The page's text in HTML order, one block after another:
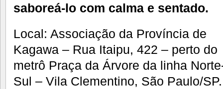
saboreá-lo com calma e sentado.
Local: Associação da Província de
Kagawa – Rua Itaipu, 422 – perto do
metrô Praça da Árvore da linha
Sul – Vila Clementino, São Paulo/SP.